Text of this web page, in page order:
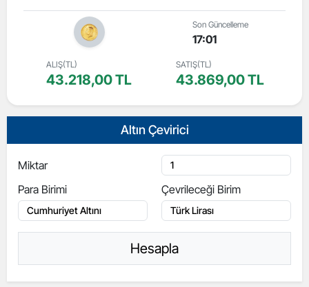
Son Güncelleme
17:01
ALIŞ(TL)
43.218,00 TL
SATIŞ(TL)
43.869,00 TL
Altın Çevirici
Miktar
Para Birimi
Çevrileceği Birim
Hesapla